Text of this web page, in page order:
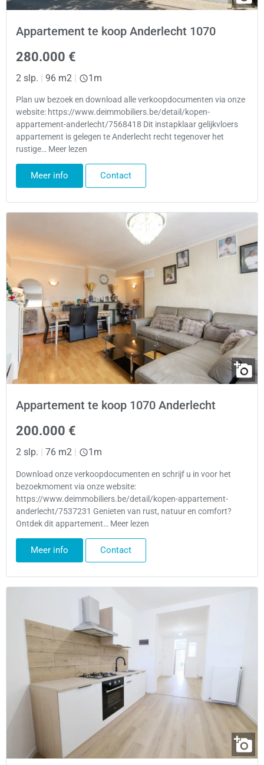
Appartement te koop Anderlecht 1070
280.000 €
2 slp. | 96 m2 | 1m
Plan uw bezoek en download alle verkoopdocumenten via onze
website: https://www.deimmobiliers.be/detail/kopen-
appartement-anderlecht/7568418 Dit instapklaar gelijkvloers
appartement is gelegen te Anderlecht recht tegenover het
rustige… Meer lezen
Meer info Contact
Appartement te koop 1070 Anderlecht
200.000 €
2 slp. 76 m2 1m
Download onze verkoopdocumenten en schrijf u in voor het
bezoekmoment via onze website:
https://www.deimmobiliers.be/detail/kopen-appartement-
anderlecht/7537231 Genieten van rust, natuur en comfort?
Ontdek dit appartement… Meer lezen
Meer info Contact